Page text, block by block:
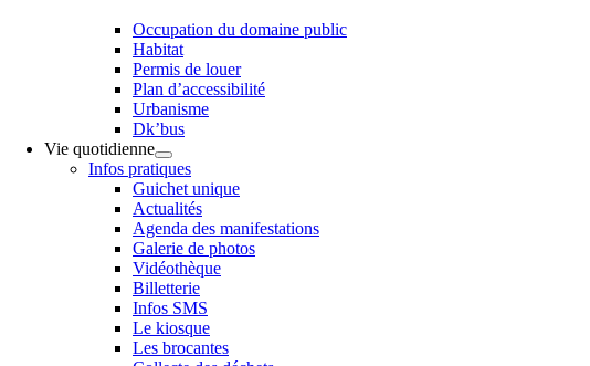
Occupation du domaine public
Habitat
Permis de louer
Plan d’accessibilité
Urbanisme
Dk’bus
Vie quotidienne
Infos pratiques
Guichet unique
Actualités
Agenda des manifestations
Galerie de photos
Vidéothèque
Billetterie
Infos SMS
Le kiosque
Les brocantes